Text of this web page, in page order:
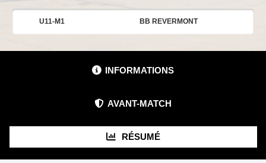
U11-M1 BB REVERMONT
INFORMATIONS
AVANT-MATCH
RÉSUMÉ